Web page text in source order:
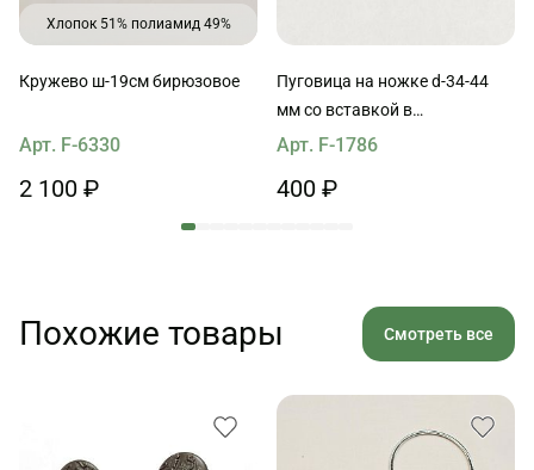
Хлопок 51% полиамид 49%
Кружево ш-19см бирюзовое
Арт. F-6330
2 100 ₽
Пуговица на ножке d-34-44
мм со вставкой в
ассортименте
Арт. F-1786
400 ₽
Похожие товары Смотреть все